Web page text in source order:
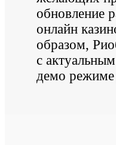
обновление
онлайн
образом,
с
демо режиме